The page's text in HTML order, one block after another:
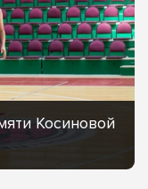
Косиновой